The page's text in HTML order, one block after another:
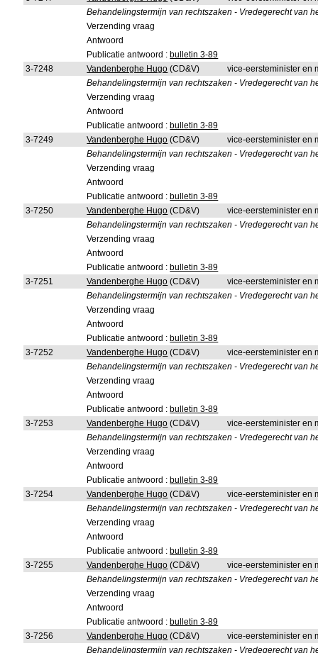
Behandelingstermijn van rechtszaken - Vredegerecht van
Verzending vraag
Antwoord
Publicatie antwoord : bulletin 3-89
3-7248
Vandenberghe Hugo (CD&V)
vice-eersteminister en
Behandelingstermijn van rechtszaken - Vredegerecht van
Verzending vraag
Antwoord
Publicatie antwoord : bulletin 3-89
3-7249
Vandenberghe Hugo (CD&V)
vice-eersteminister en
Behandelingstermijn van rechtszaken - Vredegerecht van
Verzending vraag
Antwoord
Publicatie antwoord : bulletin 3-89
3-7250
Vandenberghe Hugo (CD&V)
vice-eersteminister en
Behandelingstermijn van rechtszaken - Vredegerecht van
Verzending vraag
Antwoord
Publicatie antwoord : bulletin 3-89
3-7251
Vandenberghe Hugo (CD&V)
vice-eersteminister en
Behandelingstermijn van rechtszaken - Vredegerecht van
Verzending vraag
Antwoord
Publicatie antwoord : bulletin 3-89
3-7252
Vandenberghe Hugo (CD&V)
vice-eersteminister en
Behandelingstermijn van rechtszaken - Vredegerecht van
Verzending vraag
Antwoord
Publicatie antwoord : bulletin 3-89
3-7253
Vandenberghe Hugo (CD&V)
vice-eersteminister en
Behandelingstermijn van rechtszaken - Vredegerecht van
Verzending vraag
Antwoord
Publicatie antwoord : bulletin 3-89
3-7254
Vandenberghe Hugo (CD&V)
vice-eersteminister en
Behandelingstermijn van rechtszaken - Vredegerecht van
Verzending vraag
Antwoord
Publicatie antwoord : bulletin 3-89
3-7255
Vandenberghe Hugo (CD&V)
vice-eersteminister en
Behandelingstermijn van rechtszaken - Vredegerecht van
Verzending vraag
Antwoord
Publicatie antwoord : bulletin 3-89
3-7256
Vandenberghe Hugo (CD&V)
vice-eersteminister en
Behandelingstermijn van rechtszaken - Vredegerecht van